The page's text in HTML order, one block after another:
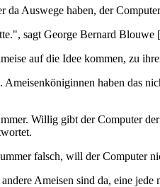
da Auswege haben, der
sagt George Bernard Blouwe
auf die Idee kommen, zu
haben das
Willig gibt der Computer
falsch, will der Computer
Ameisen sind da, eine